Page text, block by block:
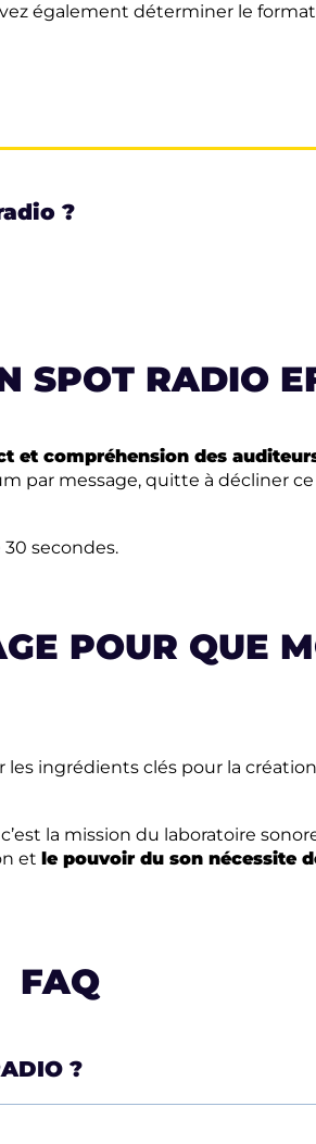
également déterminer le
?
SPOT RADIO
et compréhension des
par message, quitte à décliner
secondes.
POUR QUE
ingrédients clés pour la
la mission du laboratoire
et le pouvoir du son nécessite
FAQ
?